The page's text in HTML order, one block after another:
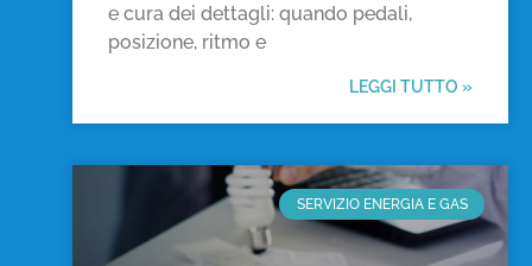
e cura dei dettagli: quando pedali,
posizione, ritmo e
LEGGI TUTTO »
SERVIZIO ENERGIA E GAS